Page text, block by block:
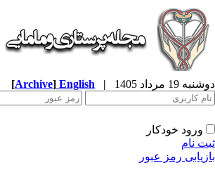
19 مرداد 1405 |
English
[Archive]
ورود خودکار
نام
رمز عبور